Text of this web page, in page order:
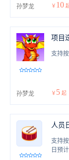
孙梦龙 ￥ 10
孙梦龙
项目
支持
￥ 5 起
人员
支持
日预